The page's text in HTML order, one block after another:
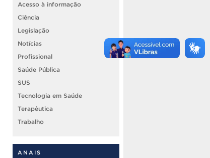
Acesso à informação
Ciência
Legislação
Notícias
Profissional
Saúde Pública
SUS
Tecnologia em Saúde
Terapêutica
Trabalho
ANAIS